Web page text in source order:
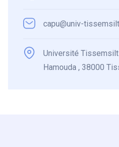
capu@univ-
Université Tissemsilt
Hamouda , 38000